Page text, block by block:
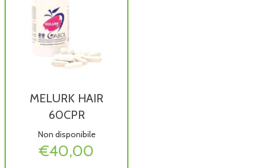
MELURK HAIR
60CPR
Non disponibile
€40,00